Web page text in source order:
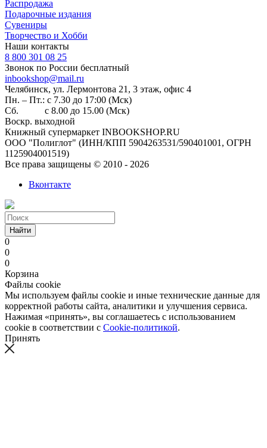
Распродажа
Подарочные издания
Сувениры
Творчество и Хобби
Наши контакты
8 800 301 08 25
Звонок по России бесплатный
inbookshop@mail.ru
Челябинск, ул. Лермонтова 21, 3 этаж, офис 4
Пн. – Пт.: с 7.30 до 17:00 (Мск)
Сб. с 8.00 до 15.00 (Мск)
Воскр. выходной
Книжный супермаркет INBOOKSHOP.RU
ООО "Полиглот" (ИНН/КПП 5904263531/590401001, ОГРН
1125904001519)
Все права защищены © 2010 - 2026
Вконтакте
Найти
0
0
0
Корзина
Файлы cookie
Мы используем файлы cookie и иные технические данные для
корректной работы сайта, аналитики и улучшения сервиса.
Нажимая «принять», вы соглашаетесь с использованием
cookie в соответствии с Cookie-политикой.
Принять